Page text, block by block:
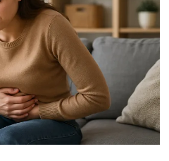
herken de signalen en kom in balans